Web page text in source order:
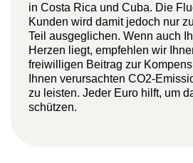
in Costa Rica und Cuba. Die
Kunden wird damit jedoch nur
Teil ausgeglichen. Wenn auch
Herzen liegt, empfehlen wir
freiwilligen Beitrag zur
Ihnen verursachten CO2-
zu leisten. Jeder Euro hilft, um
schützen.